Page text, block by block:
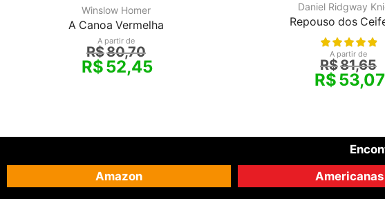
Winslow Homer
A Canoa Vermelha
A partir de
R$80,70
R$52,45
Daniel Ridgway
Repouso dos
A partir de
R$81,65
R$53,07
Amazon
Americanas